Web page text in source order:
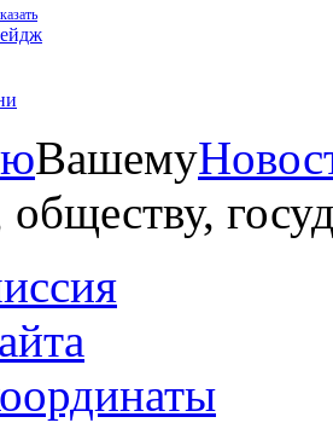
Вашему